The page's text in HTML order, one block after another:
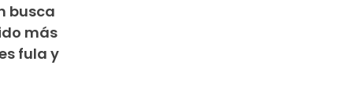
busca
más
fula y